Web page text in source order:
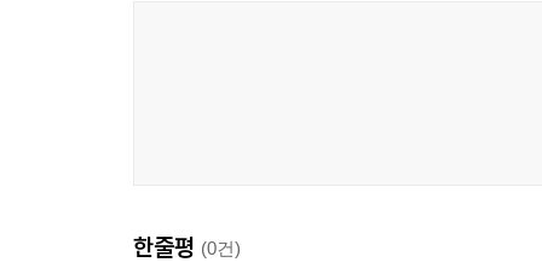
한줄평 (0건)